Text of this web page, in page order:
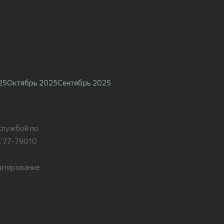
Октябрь 2025Сентябрь 2025
по
77-79010